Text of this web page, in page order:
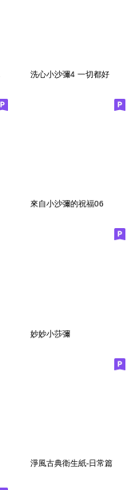
洗心小沙彌4 一切都好
來自小沙彌的祝福06
妙妙小莎彌
淨風古典衛生紙-日常篇